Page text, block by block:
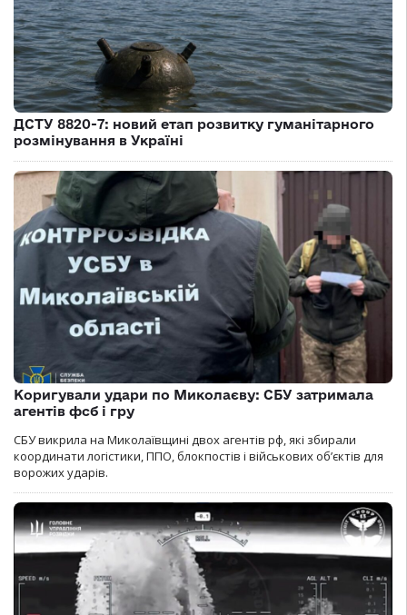
ДСТУ 8820-7: новий етап розвитку гуманітарного
розмінування в Україні
Коригували удари по Миколаєву: СБУ затримала
агентів фсб і гру
СБУ викрила на Миколаївщині двох агентів рф, які збирали
координати логістики, ППО, блокпостів і військових об’єктів для
ворожих ударів.